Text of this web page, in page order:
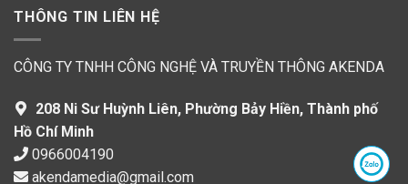
THÔNG TIN LIÊN HỆ
CÔNG TY TNHH CÔNG NGHỆ VÀ TRUYỀN THÔNG AKENDA
208 Ni Sư Huỳnh Liên, Phường Bảy Hiền, Thành phố
Hồ Chí Minh
0966004190
akendamedia@gmail.com